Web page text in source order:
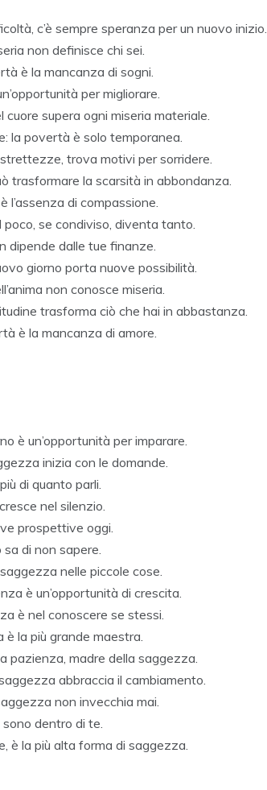
c’è sempre speranza per un nuovo inizio.
non definisce chi sei.
è la mancanza di sogni.
per migliorare.
supera ogni miseria materiale.
la povertà è solo temporanea.
trova motivi per sorridere.
trasformare la scarsità in abbondanza.
l’assenza di compassione.
se condiviso, diventa tanto.
dipende dalle tue finanze.
giorno porta nuove possibilità.
non conosce miseria.
trasforma ciò che hai in abbastanza.
è la mancanza di amore.
è un’opportunità per imparare.
inizia con le domande.
di quanto parli.
nel silenzio.
prospettive oggi.
di non sapere.
nelle piccole cose.
è un’opportunità di crescita.
è nel conoscere se stessi.
è la più grande maestra.
pazienza, madre della saggezza.
abbraccia il cambiamento.
non invecchia mai.
dentro di te.
è la più alta forma di saggezza.